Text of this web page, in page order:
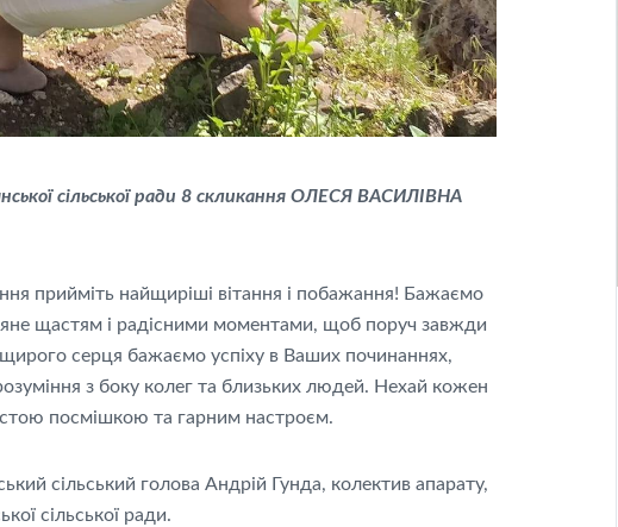
сільської ради 8 скликання ОЛЕСЯ ВАСИЛІВНА
прийміть найщиріші вітання і побажання! Бажаємо
щастям і радісними моментами, щоб поруч завжди
щирого серця бажаємо успіху в Ваших починаннях,
з боку колег та близьких людей. Нехай кожен
посмішкою та гарним настроєм.
сільський голова Андрій Гунда, колектив апарату,
сільської ради.